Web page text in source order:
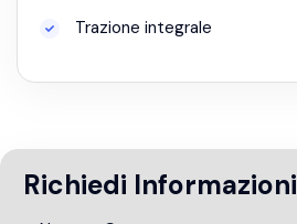
Trazione integrale
Richiedi Informazioni